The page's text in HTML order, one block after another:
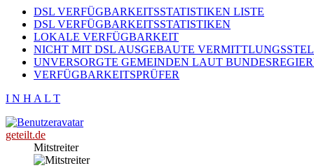
DSL VERFÜGBARKEITSSTATISTIKEN LISTE
DSL VERFÜGBARKEITSSTATISTIKEN
LOKALE VERFÜGBARKEIT
NICHT MIT DSL AUSGEBAUTE
UNVERSORGTE GEMEINDEN LAUT
VERFÜGBARKEITSPRÜFER
I N H A L T
geteilt.de
Mitstreiter